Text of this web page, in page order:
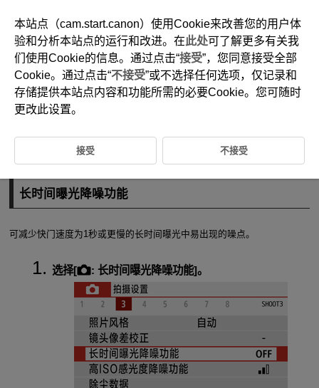
D100-077
降噪功能
高ISO感光度降噪功能
长时间曝光降噪功能
可减少快门速度为1秒或更慢的长时间曝光中易出现的噪点。
选择[ : 长时间曝光降噪功能]。
本站点（cam.start.canon）使用Cookie来改善您的用户体
验和分析本站点的运行和改进。在此处可了解更多有关我
们使用Cookie的信息。通过点击“接受”，您同意接受全部
Cookie。通过点击“不接受”或不选择任何选项，仅记录和
存储提供本站点内容和功能所需的必要Cookie。您可随时
更改此设置。
接受 不接受